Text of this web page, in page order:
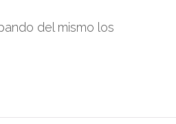
del mismo los